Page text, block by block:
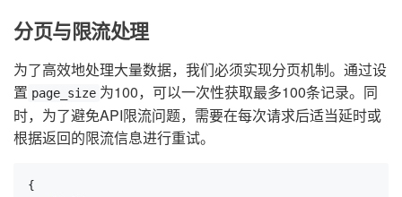
分页与限流处理
为了高效地处理大量数据，我们必须实现分页机制。通过设
置 page_size 为100，可以一次性获取最多100条记录。同
时，为了避免API限流问题，需要在每次请求后适当延时或
根据返回的限流信息进行重试。
{